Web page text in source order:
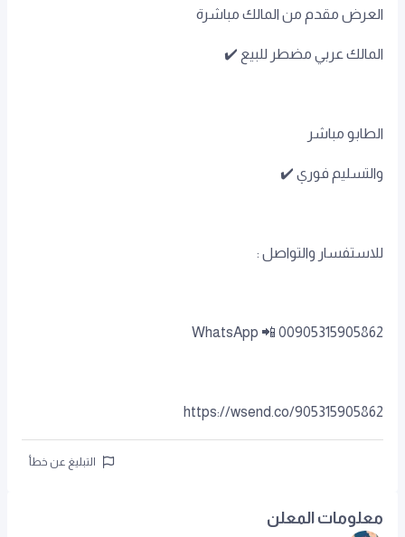
العرض مقدم من المالك مباشرة
المالك عربي مضطر للبيع ✔️
الطابو مباشر
والتسليم فوري ✔️
للاستفسار والتواصل :
00905315905862 📲 WhatsApp
https://wsend.co/905315905862
التبليغ عن خطأ
معلومات المعلن